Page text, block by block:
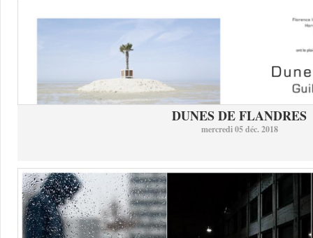
DUNES DE FLANDRES
mercredi 05 déc. 2018